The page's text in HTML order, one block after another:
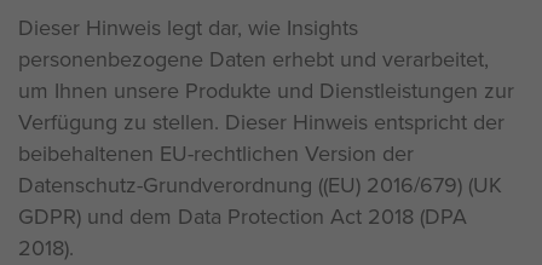
Dieser Hinweis legt dar, wie Insights
personenbezogene Daten erhebt und verarbeitet,
um Ihnen unsere Produkte und Dienstleistungen zur
Verfügung zu stellen. Dieser Hinweis entspricht der
beibehaltenen EU-rechtlichen Version der
Datenschutz-Grundverordnung ((EU) 2016/679) (UK
GDPR) und dem Data Protection Act 2018 (DPA
2018).